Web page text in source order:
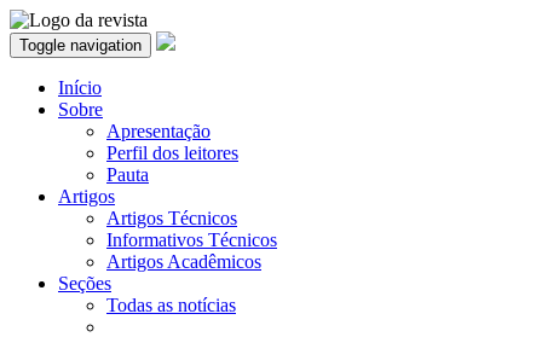
Toggle navigation
Início
Sobre
Apresentação
Perfil dos leitores
Pauta
Artigos
Artigos Técnicos
Informativos Técnicos
Artigos Acadêmicos
Seções
Todas as notícias